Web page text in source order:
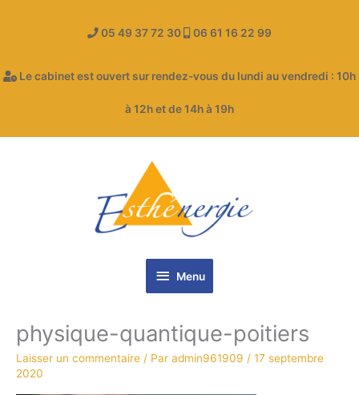
05 49 37 72 30 06 61 16 22 99
Le cabinet est ouvert sur rendez-vous du lundi au vendredi : 10h
à 12h et de 14h à 19h
Menu
Menu
physique-quantique-poitiers
Laisser un commentaire / Par admin961909 / 17 septembre
2020